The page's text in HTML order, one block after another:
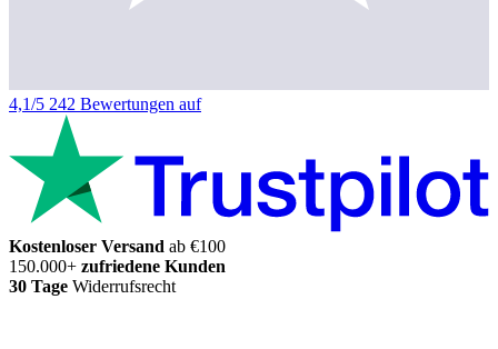
4,1/5 242 Bewertungen auf
Kostenloser Versand ab €100
150.000+ zufriedene Kunden
30 Tage Widerrufsrecht